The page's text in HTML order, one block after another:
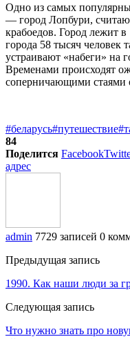
Одно из самых
— город Лопбури,
крабоедов. Город лежит
города 58 тысяч человек
устраивают «набеги» на
Временами происходят
соперничающими стаями
#беларусь#путешествие
84
Поделится Facebook
адрес
admin 7729 записей 0
Предыдущая запись
1990. Как наши люди за
Следующая запись
Что нужно знать про